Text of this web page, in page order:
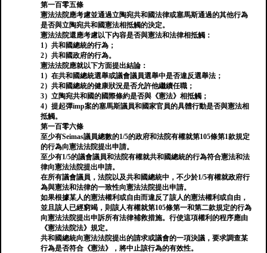
第一百零五條
憲法法院應考慮並通過立陶宛共和國法律或塞馬斯通過的其他行為
是否與立陶宛共和國憲法相抵觸的決定。
憲法法院還應考慮以下內容是否與憲法和法律相抵觸：
1）共和國總統的行為；
2）共和國政府的行為。
憲法法院應就以下方面提出結論：
1）在共和國總統選舉或議會議員選舉中是否違反選舉法；
2）共和國總統的健康狀況是否允許他繼續任職；
3）立陶宛共和國的國際條約是否與《憲法》相抵觸；
4）提起彈imp案的塞馬斯議員和國家官員的具體行動是否與憲法相
抵觸。
第一百零六條
至少有Seimas議員總數的1/5的政府和法院有權就第105條第1款規定
的行為向憲法法院提出申請。
至少有1/5的議會議員和法院有權就共和國總統的行為符合憲法和法
律向憲法法院提出申請。
在所有議會議員，法院以及共和國總統中，不少於1/5有權就政府行
為與憲法和法律的一致性向憲法法院提出申請。
如果根據某人的憲法權利或自由而違反了該人的憲法權利或自由，
並且該人已經窮竭，則該人有權就第105條第一和第二款規定的行為
向憲法法院提出申訴所有法律補救措施。行使這項權利的程序應由
《憲法法院法》規定。
共和國總統向憲法法院提出的請求或議會的一項決議，要求調查某
行為是否符合《憲法》，將中止該行為的有效性。